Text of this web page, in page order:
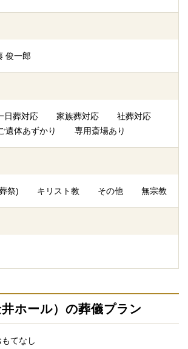
俊一郎
日葬対応 家族葬対応
社葬対応
遺体あずかり 専用斎場あり
祭) キリスト教 その他 無宗教
ホール）の葬儀プラン
てなし